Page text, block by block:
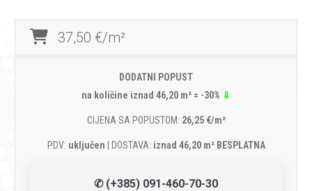
37,50 €/m²
DODATNI POPUST
na količine iznad 46,20 m² = -30% ⇓
CIJENA SA POPUSTOM: 26,25 €/m²
PDV: uključen | DOSTAVA: iznad 46,20 m² BESPLATNA
✆ (+385) 091-460-70-30